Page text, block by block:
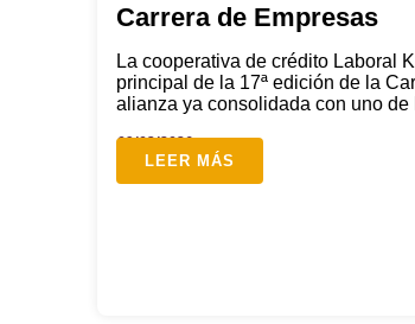
Carrera de Empresas
La cooperativa de crédito Laboral
principal de la 17ª edición de la
alianza ya consolidada con uno
09/03/2026
LEER MÁS